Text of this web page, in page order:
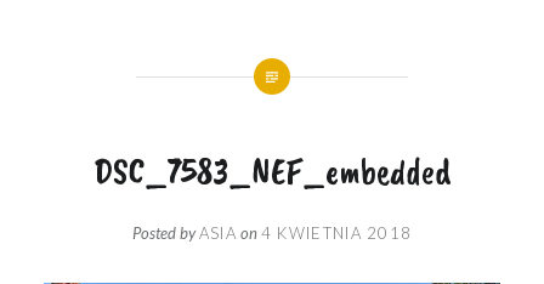
DSC_7583_NEF_embedded
Posted byASIA on4 KWIETNIA 2018